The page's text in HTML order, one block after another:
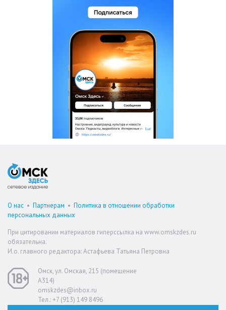
О нас • Партнерам • Политика в отношении обработки
персональных данных
При цитировании материалов гиперссылка на www.omskzdes.ru
обязательна.
И.о. главного редактора: Астафьева Татьяна Петровна
Омск, ул. Омская, 215 (помещение
А314)
omskzdes@inbox.ru
Тел.: +7 (913) 149 8496